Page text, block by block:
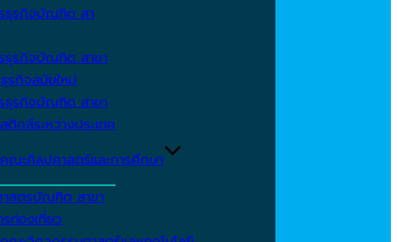
ธุรกิจบัณฑิต สา
ธุรกิจบัณฑิต สาขา
รกิจสมัยใหม่
ธุรกิจบัณฑิต สาขา
ติกส์ระหว่างประเทศ
คณะศิลปศาสตร์และการศึกษา
สตรบัณฑิต สาขา
ท่องเที่ยว